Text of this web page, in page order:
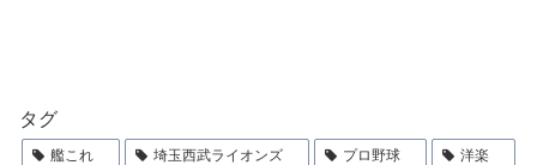
タグ
艦これ 埼玉西武ライオンズ プロ野球 洋楽